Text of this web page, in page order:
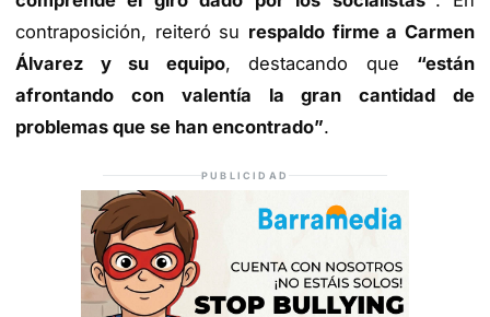
contraposición, reiteró su respaldo firme a Carmen
Álvarez y su equipo, destacando que “están
afrontando con valentía la gran cantidad de
problemas que se han encontrado”.
PUBLICIDAD